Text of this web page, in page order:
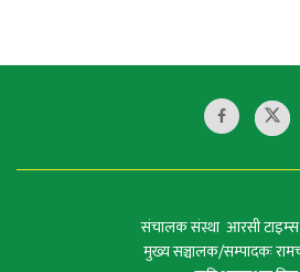
संचालक संस्था आरसी टाइम्स
मुख्य सञ्चालक/सम्पादकः